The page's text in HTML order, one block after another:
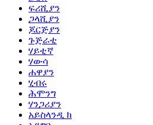
ፍሪሺያን
ጋላሺያን
ጆርጅያን
ጉጅራቲ
ሃይቲኛ
ሃውሳ
ሐዋያን
ሂብሩ
ሕሞንግ
ሃንጋሪያን
አይስላንዲ ክ